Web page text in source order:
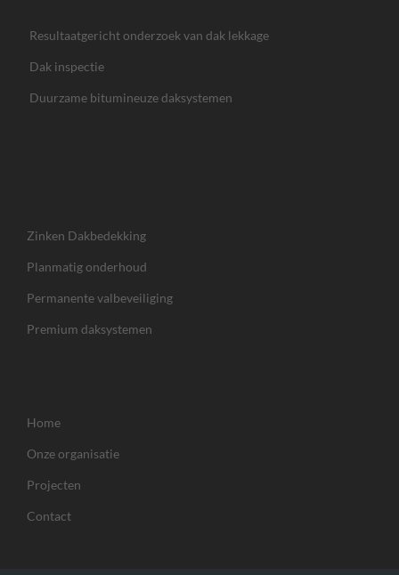
Resultaatgericht onderzoek van dak lekkage
Dak inspectie
Duurzame bitumineuze daksystemen
Zinken Dakbedekking
Planmatig onderhoud
Permanente valbeveiliging
Premium daksystemen
Home
Onze organisatie
Projecten
Contact